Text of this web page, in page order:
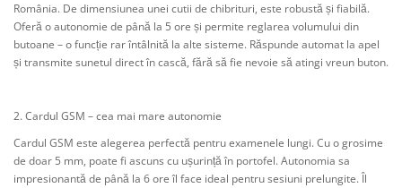
România. De dimensiunea unei cutii de chibrituri, este robustă și fiabilă.
Oferă o autonomie de până la 5 ore și permite reglarea volumului din
butoane – o funcție rar întâlnită la alte sisteme. Răspunde automat la apel
și transmite sunetul direct în cască, fără să fie nevoie să atingi vreun buton.
2. Cardul GSM – cea mai mare autonomie
Cardul GSM este alegerea perfectă pentru examenele lungi. Cu o grosime
de doar 5 mm, poate fi ascuns cu ușurință în portofel. Autonomia sa
impresionantă de până la 6 ore îl face ideal pentru sesiuni prelungite. Îl